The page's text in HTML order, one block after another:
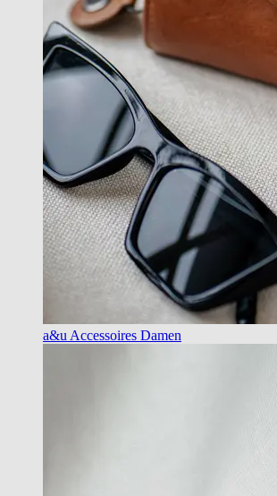
a&u Accessoires Damen